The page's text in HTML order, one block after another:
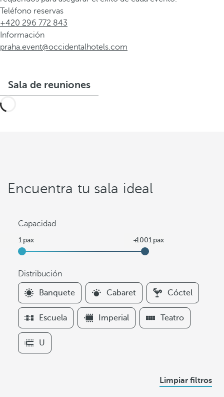
Teléfono reservas
+420 296 772 843
Información
praha.event@occidentalhotels.com
Sala de reuniones
Encuentra tu sala ideal
Capacidad
Distribución
F
i
l
t
e
r
Banquete Cabaret Cóctel
Escuela Imperial Teatro
U
Limpiar filtros